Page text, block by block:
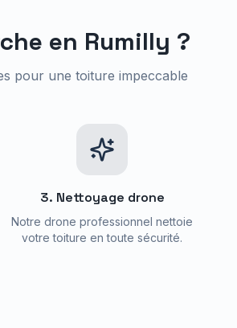
en Rumilly ?
pour une toiture impeccable
3. Nettoyage drone
Notre drone professionnel nettoie
votre toiture en toute sécurité.